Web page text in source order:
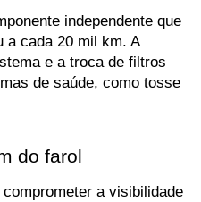
independente que
a cada 20 mil km. A
e a troca de filtros
de saúde, como tosse
do farol
a visibilidade